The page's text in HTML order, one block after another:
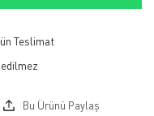
Teslimat
Bu Ürünü Paylaş